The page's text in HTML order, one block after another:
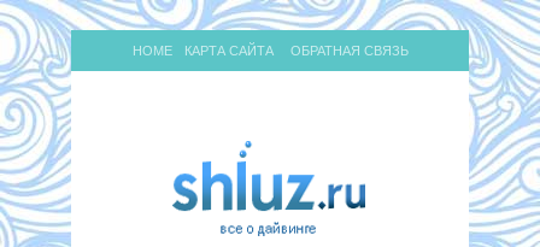
HOME КАРТА САЙТА ОБРАТНАЯ СВЯЗЬ